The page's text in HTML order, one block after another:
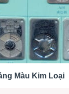
Màu Kim Loại